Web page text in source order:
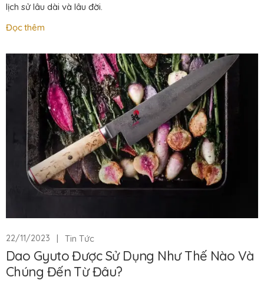
lịch sử lâu dài và lâu đời.
Đọc thêm
22/11/2023 | Tin Tức
Dao Gyuto Được Sử Dụng Như Thế Nào Và
Chúng Đến Từ Đâu?